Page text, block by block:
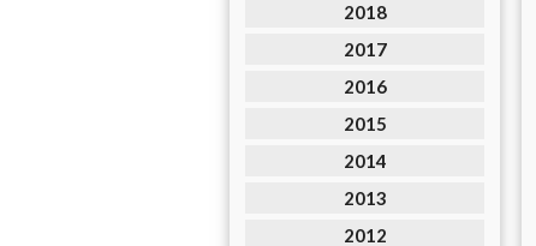
2018
2017
2016
2015
2014
2013
2012